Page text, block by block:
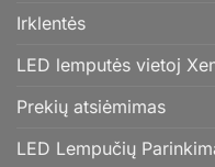
Irklentės
LED lemputės vietoj
Prekių atsiėmimas
LED Lempučių